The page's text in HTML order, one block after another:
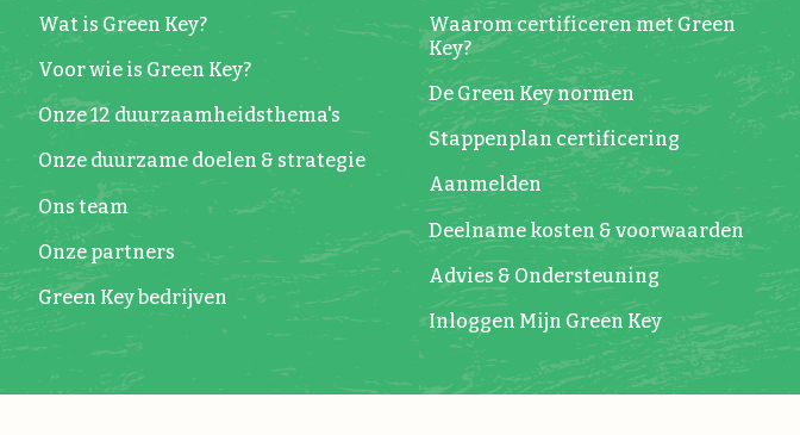
Wat is Green Key?
Voor wie is Green Key?
Onze 12 duurzaamheidsthema's
Onze duurzame doelen & strategie
Ons team
Onze partners
Green Key bedrijven
Waarom certificeren met Green
Key?
De Green Key normen
Stappenplan certificering
Aanmelden
Deelname kosten & voorwaarden
Advies & Ondersteuning
Inloggen Mijn Green Key